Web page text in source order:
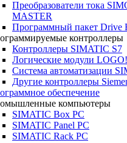
Преобразователи тока
MASTER
Программный пакет Drive
контроллеры
Контроллеры SIMATIC S7
Логические модули LOGO!
Система автоматизации
Другие контроллеры
обеспечение
компьютеры
SIMATIC Box PC
SIMATIC Panel PС
SIMATIC Rack PC